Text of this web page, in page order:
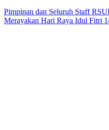
Pimpinan dan Seluruh Staff
Merayakan Hari Raya Idul Fitri